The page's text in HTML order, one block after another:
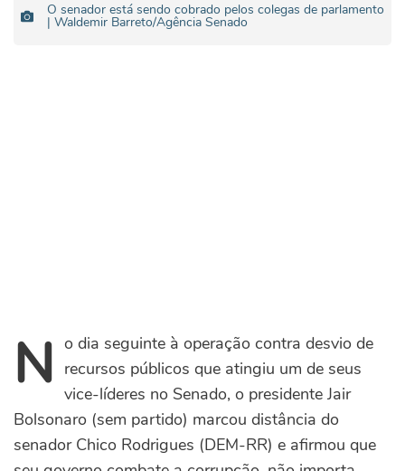
O senador está sendo cobrado pelos colegas de parlamento
| Waldemir Barreto/Agência Senado
No dia seguinte à operação contra desvio de
recursos públicos que atingiu um de seus
vice-líderes no Senado, o presidente Jair
Bolsonaro (sem partido) marcou distância do
senador Chico Rodrigues (DEM-RR) e afirmou que